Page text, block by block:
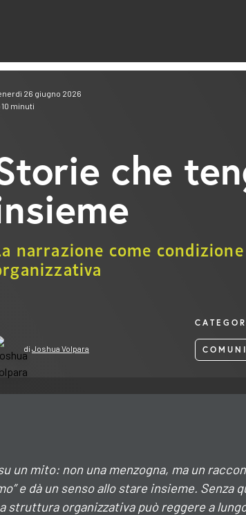
26 giugno 2026
10 minuti
che
narrazione come
di Joshua Volpara
un mito: non una menzogna, ma un
e dà un senso allo stare insieme. Senza
organizzativa può reggere a